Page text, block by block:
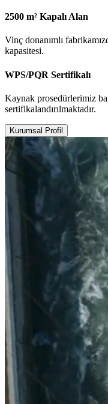
2500 m² Kapalı Alan
Vinç donanımlı
kapasitesi.
WPS/PQR Sertifikalı
Kaynak prosedürlerimiz
sertifikalandırılmaktadır.
Kurumsal Profil